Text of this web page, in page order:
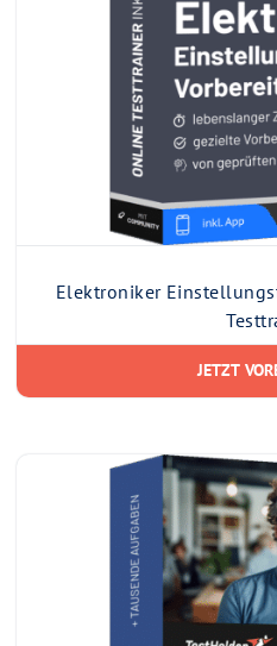
Elektroniker
JETZT